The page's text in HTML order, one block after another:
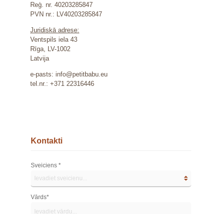
Reģ. nr. 40203285847
PVN nr.: LV40203285847
Juridiskā adrese:
Ventspils iela 43
Rīga, LV-1002
Latvija
e-pasts: info@petitbabu.eu
tel.nr.: +371 22316446
Kontakti
Sveiciens *
Vārds*